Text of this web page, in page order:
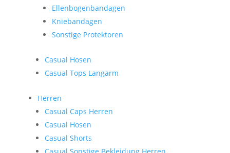
Ellenbogenbandagen
Kniebandagen
Sonstige Protektoren
Casual Hosen
Casual Tops Langarm
Herren
Casual Caps Herren
Casual Hosen
Casual Shorts